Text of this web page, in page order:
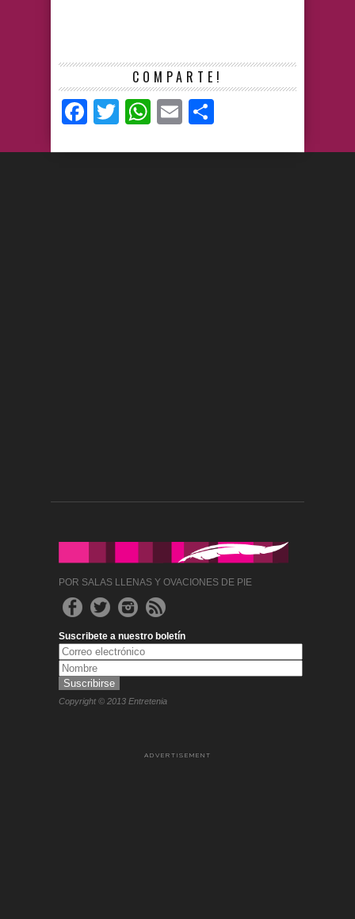
COMPARTE!
Facebook
TwitterWhatsApp
Email
POR SALAS LLENAS Y OVACIONES DE PIE
Suscribete a nuestro boletín
Copyright © 2013 Entretenia
ADVERTISEMENT